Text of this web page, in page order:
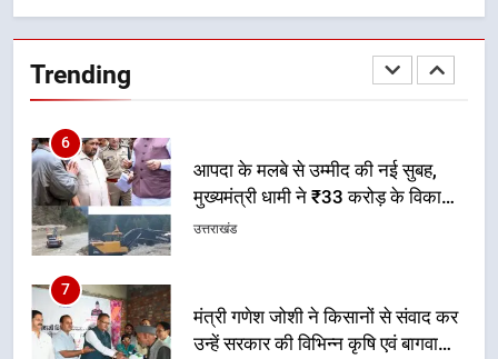
खड़ा कर बनाया भरोसे का प्रतीक
Trending
विकास और पर्यटन का नया केंद्र
6
आपदा के मलबे से उम्मीद की नई सुबह,
मुख्यमंत्री धामी ने ₹33 करोड़ के विकास
और राहत कार्यों से धराली को फिर खड़ा
उत्तराखंड
7
मंत्री गणेश जोशी ने किसानों से संवाद कर
उन्हें सरकार की विभिन्न कृषि एवं बागवानी